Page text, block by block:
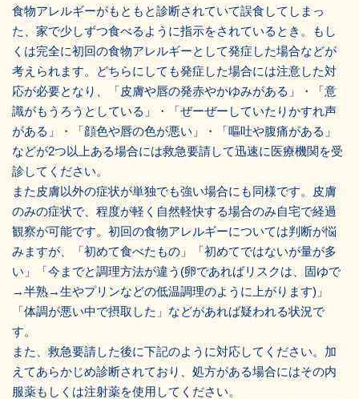
食物アレルギーがもともと診断されていて誤食してしまっ
た、家で少しずつ食べるように指示をされているとき。もし
くは完全に初回の食物アレルギーとして発症した場合などが
考えられます。どちらにしても発症した場合には注意した対
応が必要となり、「皮膚や唇の発赤やかゆみがある」・「意
識がもうろうとしている」・「ぜーぜーしていたりかすれ声
がある」・「顔色や唇の色が悪い」・「嘔吐や腹痛がある」
などが2つ以上ある場合には救急要請して迅速に医療機関を受
診してください。
また皮膚以外の症状が単独でも強い場合にも同様です。皮膚
のみの症状で、程度が軽く自然軽快する場合のみ自宅で経過
観察が可能です。初回の食物アレルギーについては判断が悩
みますが、「初めて食べたもの」「初めてではないが量が多
い」「今までと調理方法が違う(卵であればリスクは、固ゆで
→半熟→生やプリンなどの低温調理のように上がります)」
「体調が悪い中で摂取した」などがあれば疑われる状況で
す。
また、救急要請した後に下記のように対応してください。加
えてあらかじめ診断されており、処方がある場合にはその内
服薬もしくは注射薬を使用してください。